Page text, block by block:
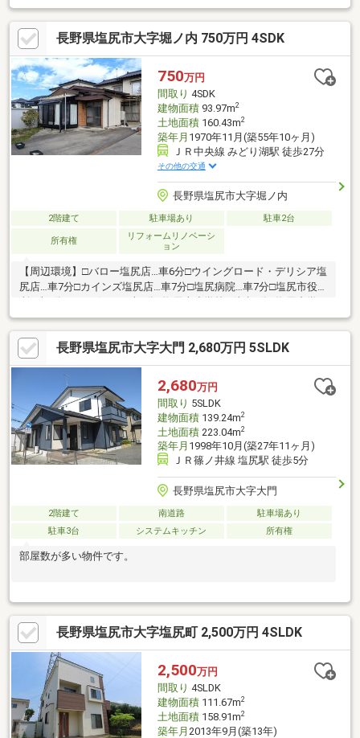
高は3ｍ20ｃｍでおおらかに暮らせます。■リビング前には家族だ
けの屋外空間プライベートテラス。ご家族でＢＢＱやお子様のプ
ール遊びなど楽しめます。■共働き子育て世帯の時間の合理化と
家族のプライバシーを確保した「脱衣洗面セパレート設計」■1階
の洋室は客間やファミリークロゼットなど、さまざまな用途で使
えます。
長野県塩尻市大字堀ノ内 750万円 4SDK
750万円
間取り 4SDK
建物面積93.97m2
土地面積160.43m2
築年月 1970年11月(築55年10ヶ月)
ＪＲ中央線 みどり湖駅 徒歩27分
その他の交通
長野県塩尻市大字堀ノ内
2階建て 駐車場あり 駐車2台
所有権
リフォームリノベーシ
ョン
【周辺環境】□バロー塩尻店…車6分□ウイングロード・デリシア塩
尻店…車7分□カインズ塩尻店…車7分□塩尻病院…車7分□塩尻市役
所…車8分□えんぱーく…車7分□塩尻東小学校…徒歩4分□塩尻中学
校…徒歩8分【おすすめポイント】・4帖の広々サンルーム付！
ご家族分の洗濯物も 天気を気にせず快適に干せます♪・書斎や趣
味スペースに嬉しい納戸も。・築年数は経過していますが、 こ
れまでにリフォームを重ね 丁寧に使われてきた住まいです。・
小中学校が近く通学に安心。 市街地へも車約7分で便利な立地。
お気軽にお問合せください♪
長野県塩尻市大字大門 2,680万円 5SLDK
2,680万円
間取り 5SLDK
建物面積139.24m2
土地面積223.04m2
築年月 1998年10月(築27年11ヶ月)
ＪＲ篠ノ井線 塩尻駅 徒歩5分
長野県塩尻市大字大門
2階建て 南道路
駐車場あり
駐車3台
システムキッチン 所有権
部屋数が多い物件です。
長野県塩尻市大字塩尻町 2,500万円 4SLDK
2,500万円
間取り 4SLDK
建物面積111.67m2
土地面積158.91m2
築年月 2013年9月(築13年)